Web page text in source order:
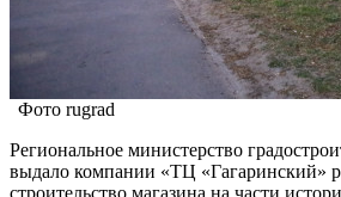
Фото rugrad
Региональное министерство
выдало компании «ТЦ «Гагаринский»
строительство магазина на части